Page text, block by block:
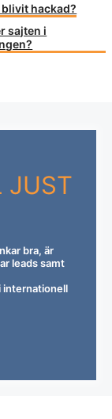
blivit hackad?
sajten i
JUST
bra, är
leads samt
internationell